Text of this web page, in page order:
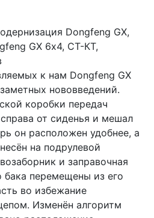
к нам Dongfeng GX
нововведений.
коробки передач
от сиденья и мешал
он расположен удобнее, а
на подрулевой
и заправочная
бака перемещены из его
во избежание
Изменён алгоритм